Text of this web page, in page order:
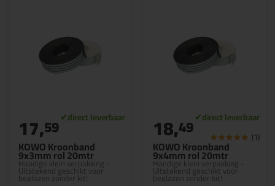
KOWO Kroonband
9x3mm rol 20mtr
Handige klein verpakking -
Uitstekend geschikt voor
beglazen zonder kit!
17,59
KOWO Kroonband
9x4mm rol 20mtr
Handige klein verpakking -
Uitstekend geschikt voor
beglazen zonder kit!
18,49 (1)